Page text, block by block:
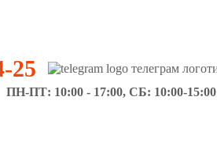
25
ПН-ПТ: 10:00 - 17:00, СБ: 10:00-15:00